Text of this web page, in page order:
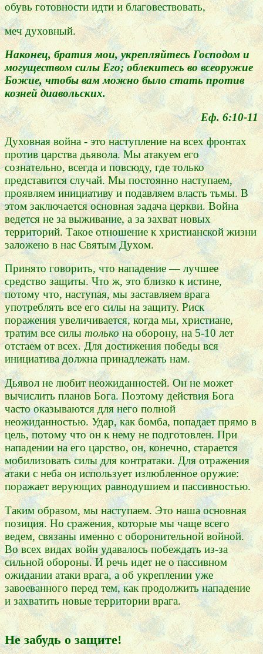
обувь готовности идти и благовествовать,
меч духовный.
Наконец, братия мои, укрепляйтесь Господом и
могуществом силы Его; облекитесь во всеоружие
Божие, чтобы вам можно было стать против
козней диавольских.
Еф. 6:10-11
Духовная война - это наступление на всех фронтах
против царства дьявола. Мы атакуем его
сознательно, всегда и повсюду, где только
представится случай. Мы постоянно наступаем,
проявляем инициативу и подавляем власть тьмы. В
этом заключается основная задача церкви. Война
ведется не за выживание, а за захват новых
территорий. Такое отношение к христианской жизни
заложено в нас Святым Духом.
Принято говорить, что нападение — лучшее
средство защиты. Что ж, это близко к истине,
потому что, наступая, мы заставляем врага
употреблять все его силы на защиту. Риск
поражения увеличивается, когда мы, христиане,
тратим все силы толькона оборону, на 5-10 лет
отстаем от всех. Для достижения победы вся
инициатива должна принадлежать нам.
Дьявол не любит неожиданностей. Он не может
вычислить планов Бога. Поэтому действия Бога
часто оказываются для него полной
неожиданностью. Удар, как бомба, попадает прямо в
цель, потому что он к нему не подготовлен. При
нападении на его царство, он, конечно, старается
мобилизовать силы для контратаки. Для отражения
атаки с неба он использует излюбленное оружие:
поражает верующих равнодушием и пассивностью.
Таким образом, мы наступаем. Это наша основная
позиция. Но сражения, которые мы чаще всего
ведем, связаны именно с оборонительной войной.
Во всех видах войн удавалось побеждать из-за
сильной обороны. И речь идет не о пассивном
ожидании атаки врага, а об укреплении уже
завоеванного перед тем, как продолжить нападение
и захватить новые территории врага.
Не забудь о защите!